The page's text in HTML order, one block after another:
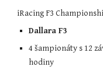
iRacing F3
Dallara F3
4 šampionáty s 12
hodiny